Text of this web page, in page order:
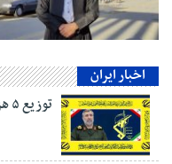
اخبار ایران
توزیع ۵ هزار بسته معیشتی یلدایی بین نیازمندان